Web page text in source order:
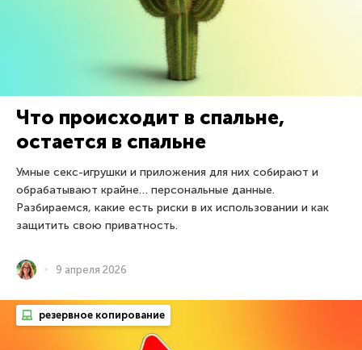
Что происходит в спальне,
остается в спальне
Умные секс-игрушки и приложения для них собирают и
обрабатывают крайне… персональные данные.
Разбираемся, какие есть риски в их использовании и как
защитить свою приватность.
9 апреля 2026
резервное копирование